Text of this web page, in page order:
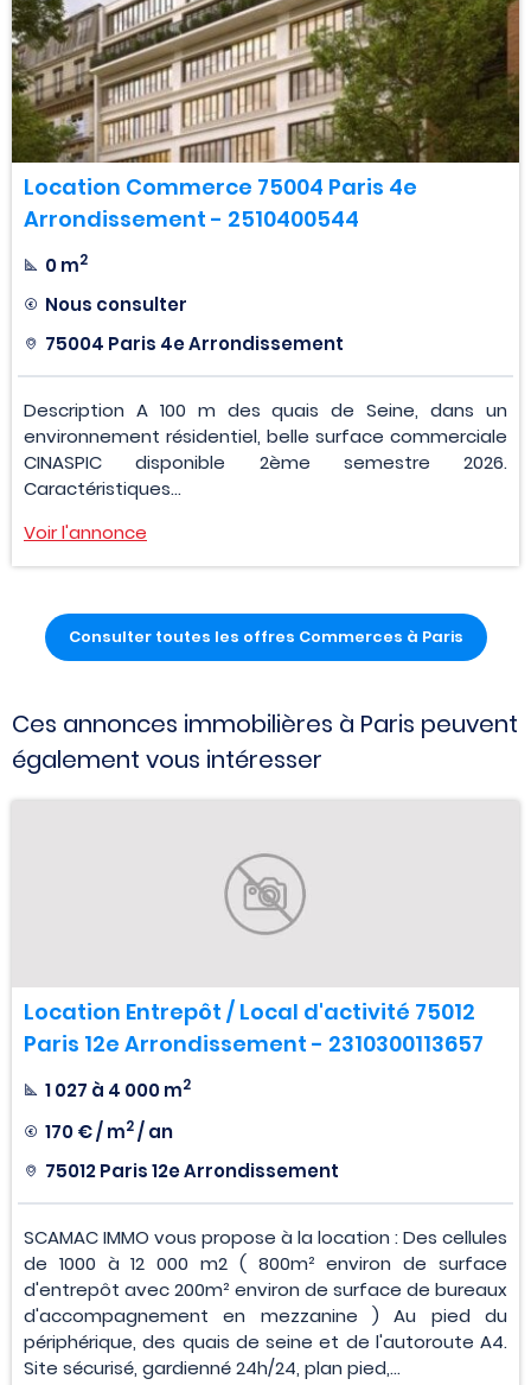
Location Commerce 75004 Paris 4e
Arrondissement - 2510400544
0 m2
Nous consulter
75004 Paris 4e Arrondissement
Description A 100 m des quais de Seine, dans un
environnement résidentiel, belle surface commerciale
CINASPIC disponible 2ème semestre 2026.
Caractéristiques...
Voir l'annonce
Consulter toutes les offres Commerces à Paris
Ces annonces immobilières à Paris peuvent
également vous intéresser
Location Entrepôt / Local d'activité 75012
Paris 12e Arrondissement - 2310300113657
1 027 à 4 000 m2
170 € / m2/ an
75012 Paris 12e Arrondissement
SCAMAC IMMO vous propose à la location : Des cellules
de 1000 à 12 000 m2 ( 800m² environ de surface
d'entrepôt avec 200m² environ de surface de bureaux
d'accompagnement en mezzanine ) Au pied du
périphérique, des quais de seine et de l'autoroute A4.
Site sécurisé, gardienné 24h/24, plan pied,...